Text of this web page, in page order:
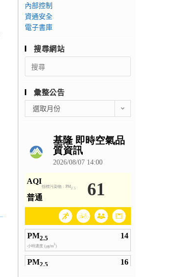
內部控制
資通安全
電子書庫
搜尋網站
Search
for:
彙整公告
整
選取月份